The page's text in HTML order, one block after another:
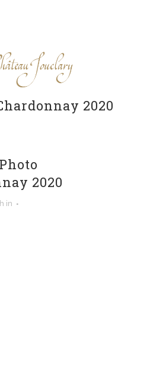
2020
Photo
2020
in